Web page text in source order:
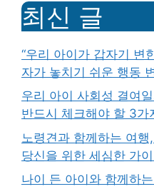
최신 글
“우리 아이가 갑자기 변
자가 놓치기 쉬운 행동
우리 아이 사회성 결여
반드시 체크해야 할 3가
노령견과 함께하는 여
당신을 위한 세심한 가
나이 든 아이와 함께하